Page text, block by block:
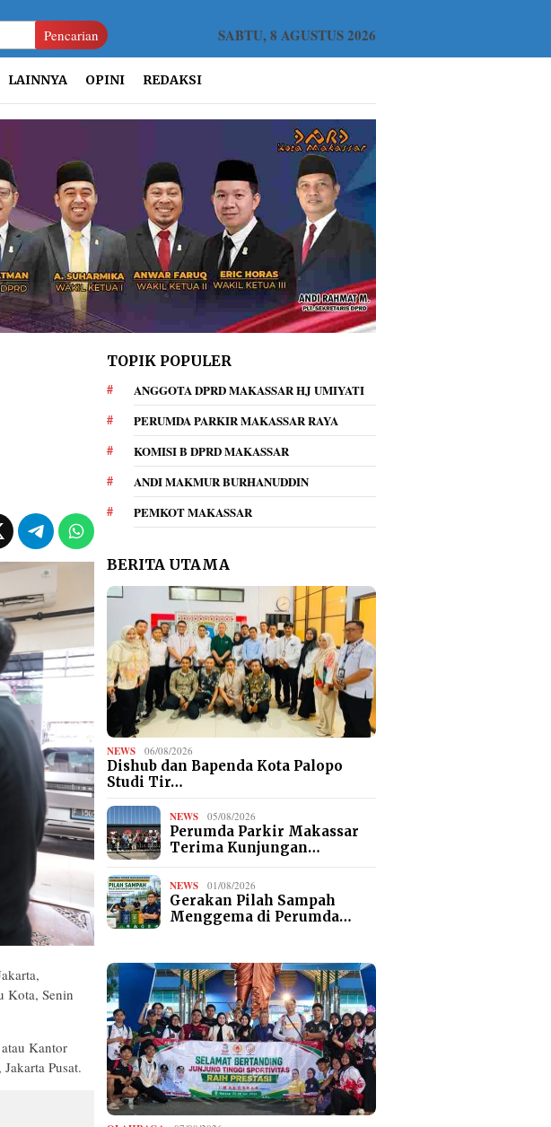
Pencarian SABTU, 8 AGUSTUS 2026
LAINNYA OPINI REDAKSI
Kota, Senin
Kantor
Pusat.
TOPIK POPULER
ANGGOTA DPRD MAKASSAR HJ UMIYATI
PERUMDA PARKIR MAKASSAR RAYA
KOMISI B DPRD MAKASSAR
ANDI MAKMUR BURHANUDDIN
PEMKOT MAKASSAR
BERITA UTAMA
NEWS 06/08/2026
Dishub dan Bapenda Kota Palopo
Studi Tir…
NEWS 05/08/2026
Perumda Parkir Makassar
Terima Kunjungan…
NEWS 01/08/2026
Gerakan Pilah Sampah
Menggema di Perumda…